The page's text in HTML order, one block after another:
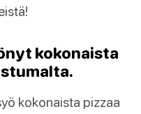
kokonaista
kokonaista pizzaa